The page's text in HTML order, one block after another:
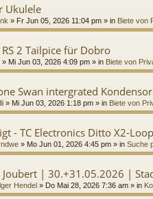
Ukulele
» Fr Jun 05, 2026 11:04 pm » in Biete von
2 Tailpice für Dobro
» Mi Jun 03, 2026 4:09 pm » in Biete von
Swan intergrated
» Mi Jun 03, 2026 1:18 pm » in Biete von
- TC Electronics Ditto X2-
» Mo Jun 01, 2026 4:45 pm » in Suche
Joubert | 30.+31.05.2026 |
Hendel » Do Mai 28, 2026 7:36 am » in